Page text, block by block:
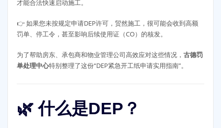
才能合法快速启动施工。
👉 如果您未按规定申请DEP许可，贸然施工，很可能会收到高额
罚单、停工令，甚至影响后续使用证（CO）的核发。
为了帮助房东、承包商和物业管理公司高效应对这些情况， 古德罚
单处理中心特别整理了这份“DEP紧急开工纸申请实用指南”。
🌿 什么是DEP？